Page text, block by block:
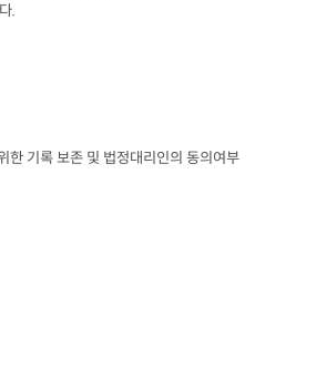
.
한 기록 보존 및 법정대리인의 동의여부